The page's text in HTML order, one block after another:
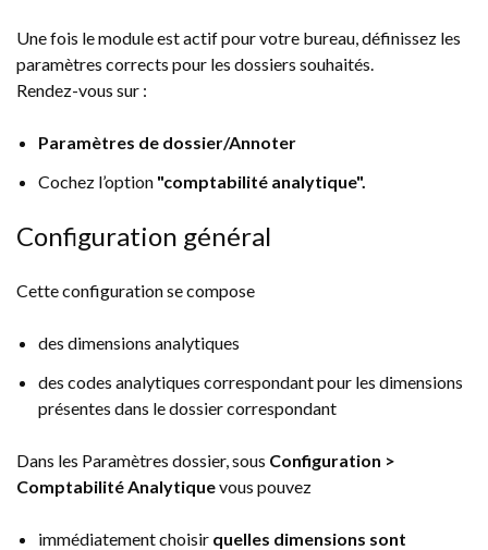
Une fois le module est actif pour votre bureau, définissez les
paramètres corrects pour les dossiers souhaités.
Rendez-vous sur :
Paramètres de dossier/Annoter
Cochez l’option "comptabilité analytique".
Configuration général
Cette configuration se compose
des dimensions analytiques
des codes analytiques correspondant pour les dimensions
présentes dans le dossier correspondant
Dans les Paramètres dossier, sous Configuration >
Comptabilité Analytiquevous pouvez
immédiatement choisir quelles dimensions sont